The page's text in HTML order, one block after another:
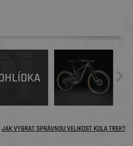
JAK VYBRAT SPRÁVNOU VELIKOST KOLA TREK?